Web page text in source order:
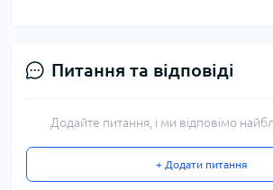
Питання та відповіді
Додайте питання, і ми відповімо
+ Додати питання